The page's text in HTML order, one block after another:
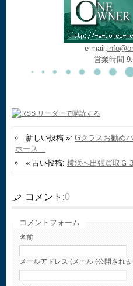
e-mail:
営業時間
新しい投稿 »: Gクラスお勧め
ホース
« 古い投稿: 横浜へ出張買取Ｇ
コメント:0
コメントフォーム
名前
メールアドレス (メール (公開され